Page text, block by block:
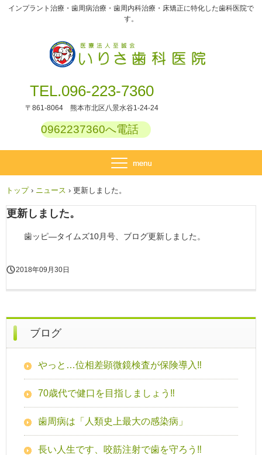
インプラント治療・歯周病治療・歯周内科治療・床矯正に特化した歯科医院で
す。
TEL.096-223-7360
〒861-8064 熊本市北区八景水谷1-24-24
0962237360へ電話
トップ › ニュース › 更新しました。
更新しました。
歯ッピ―タイムズ10月号、ブログ更新しました。
2018年09月30日
ブログ
やっと…位相差顕微鏡検査が保険導入‼
70歳代で健口を目指しましょう‼
歯周病は「人類史上最大の感染病」
長い人生です、咬筋注射で歯を守ろう‼